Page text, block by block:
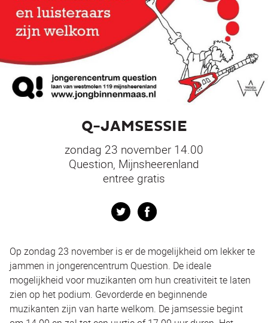
Q-JAMSESSIE
zondag 23 november 14.00
Question, Mijnsheerenland
entree gratis
Twitter
Op zondag 23 november is er de mogelijkheid om lekker te
jammen in jongerencentrum Question. De ideale
mogelijkheid voor muzikanten om hun creativiteit te laten
zien op het podium. Gevorderde en beginnende
muzikanten zijn van harte welkom. De jamsessie begint